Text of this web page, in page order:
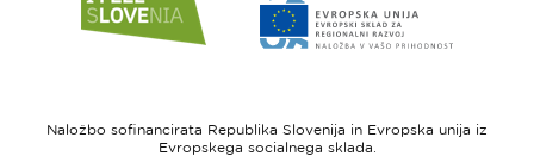
do
spletne
Slovenia
do
spletne
-
Naložbo sofinancirata Republika Slovenija in Evropska unija iz
Evropskega socialnega sklada.